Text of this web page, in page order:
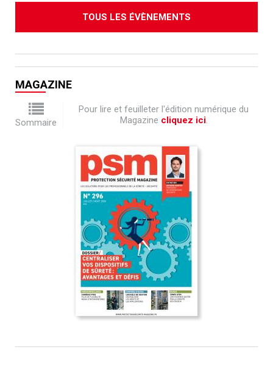
TOUS LES ÉVÈNEMENTS
MAGAZINE
Sommaire
Pour lire et feuilleter l'édition numérique du
Magazine cliquez ici.